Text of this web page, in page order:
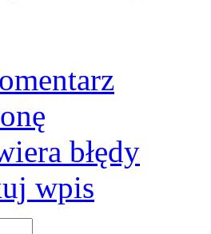
błędy
wpis